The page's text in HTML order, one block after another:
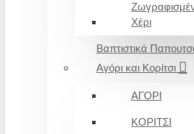
Χέρι
Βαπτιστικά
Αγόρι και Κορίτσι
ΑΓΟΡΙ
ΚΟΡΙΤΣΙ